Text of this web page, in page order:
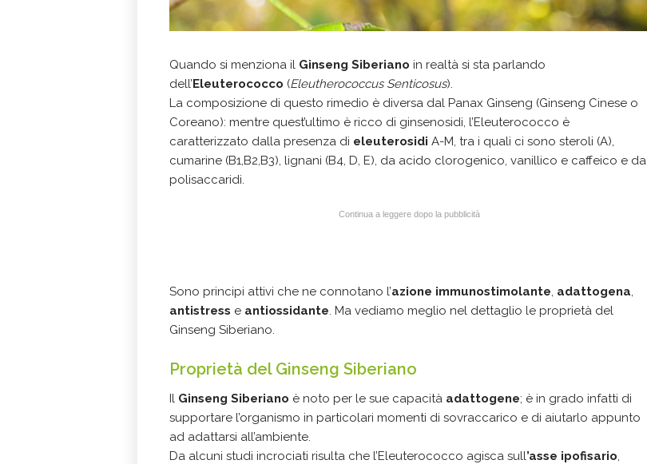
Quando si menziona il Ginseng Siberiano in realtà si sta parlando
dell’Eleuterococco (Eleutherococcus Senticosus).
La composizione di questo rimedio è diversa dal Panax Ginseng (Ginseng Cinese o
Coreano): mentre quest’ultimo è ricco di ginsenosidi, l’Eleuterococco è
caratterizzato dalla presenza di eleuterosidi A-M, tra i quali ci sono steroli (A),
cumarine (B1,B2,B3), lignani (B4, D, E), da acido clorogenico, vanillico e caffeico e da
polisaccaridi.
Continua a leggere dopo la pubblicità
Sono principi attivi che ne connotano l’azione immunostimolante, adattogena,
antistress e antiossidante. Ma vediamo meglio nel dettaglio le proprietà del
Ginseng Siberiano.
Proprietà del Ginseng Siberiano
Il Ginseng Siberiano è noto per le sue capacità adattogene; è in grado infatti di
supportare l’organismo in particolari momenti di sovraccarico e di aiutarlo appunto
ad adattarsi all’ambiente.
Da alcuni studi incrociati risulta che l’Eleuterococco agisca sull’asse ipofisario,